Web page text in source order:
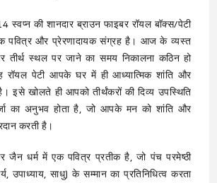
स्वप्न की शानदार ब्राउन फाइबर रॉयल बॉक्स/पेटी
पवित्र और प्रेरणादायक संग्रह है। आज के व्यस्त
तीर्थ स्थल पर जाने का समय निकालना कठिन हो
पेटी आपके घर में ही आध्यात्मिक शांति और
इसे खोलते ही आपको तीर्थंकरों की दिव्य उपस्थिति
का अनुभव होता है, जो आपके मन को शांति और
करती है।
जैन धर्म में एक पवित्र प्रतीक है, जो पंच परमेष्ठी
उपाध्याय, साधु) के सम्मान का प्रतिनिधित्व करता